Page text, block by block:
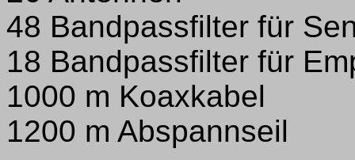
48 Bandpassfilter für
18 Bandpassfilter für
1000 m Koaxkabel
1200 m Abspannseil